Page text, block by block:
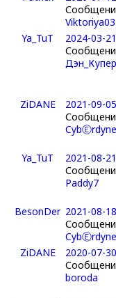
Viktoriya03
Ya_TuT
2024-03-
Дэн_Купер
ZiDANE
2021-09-
Ya_TuT
2021-08-
Paddy7
BesonDer 2021-08-
ZiDANE
2020-07-
boroda